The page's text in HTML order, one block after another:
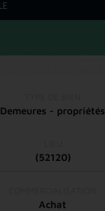
Demeures - propriétés
(52120)
Achat